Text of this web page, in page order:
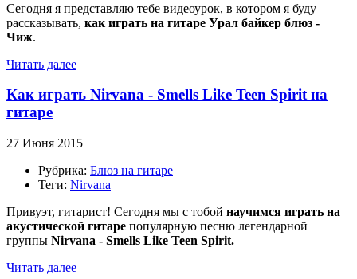
Сегодня я представляю тебе видеоурок, в котором я буду
рассказывать, как играть на гитаре Урал байкер блюз -
Чиж.
Читать далее
Как играть Nirvana - Smells Like Teen Spirit на
гитаре
27 Июня 2015
Рубрика: Блюз на гитаре
Теги: Nirvana
Привуэт, гитарист! Сегодня мы с тобой научимся играть на
акустической гитаре популярную песню легендарной
группы Nirvana - Smells Like Teen Spirit.
Читать далее